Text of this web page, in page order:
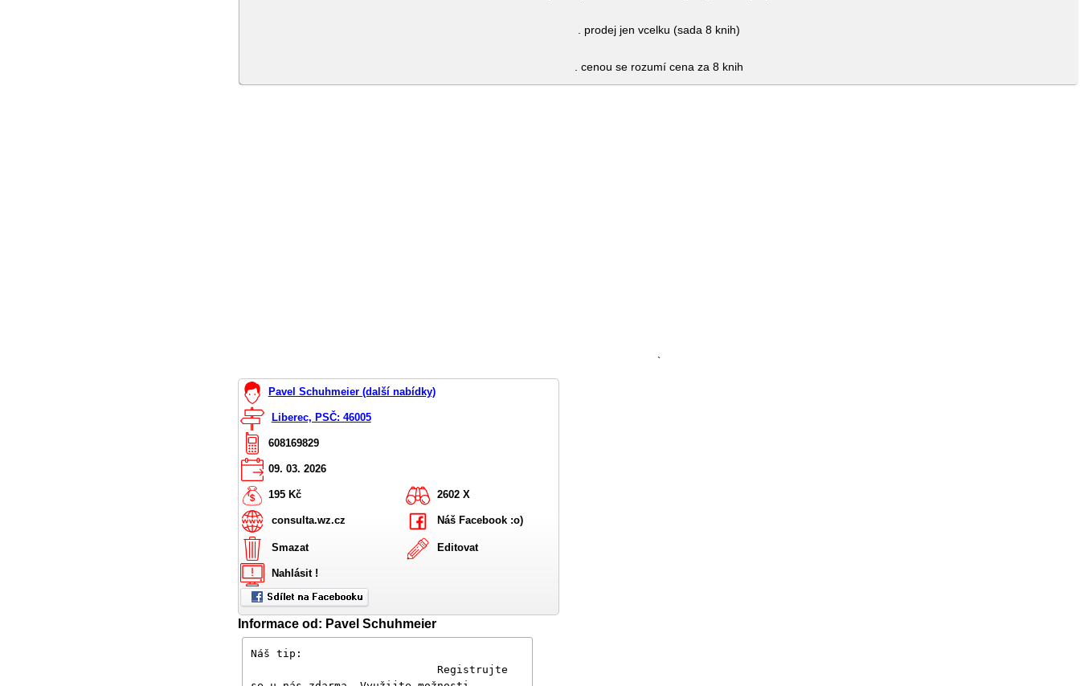
. prodej jen vcelku (sada 8 knih)
. cenou se rozumí cena za 8 knih
`
Pavel Schuhmeier (další nabídky)
Liberec, PSČ: 46005
608169829
09. 03. 2026
195 Kč 2602 X
consulta.wz.cz Náš Facebook :o)
Smazat Editovat
Nahlásit !
Informace od: Pavel Schuhmeier